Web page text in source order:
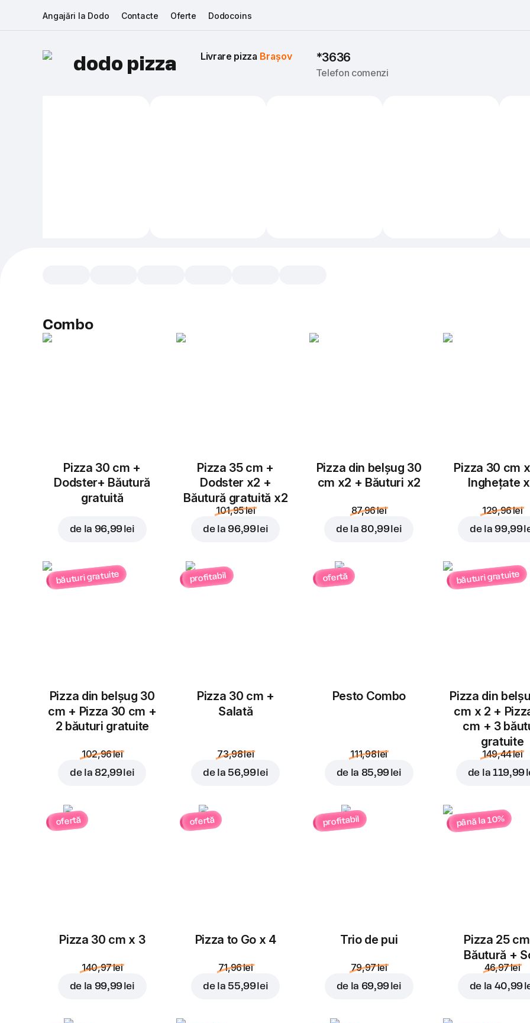
Angajări la Dodo Contacte Oferte Dodocoins
dodo pizza Livrare pizza Brașov *3636
Telefon comenzi
Combo
Pizza 30 cm +
Dodster+ Băutură
gratuită
de la 96,99 lei
Pizza 35 cm +
Dodster x2 +
Băutură gratuită x2
101,95 lei
de la 96,99 lei
Pizza din belșug 30
cm x2 + Băuturi x2
87,96 lei
de la 80,99 lei
Pizza 30 cm
Inghețate
129,96 lei
de la 99,99
băuturi gratuite
Pizza din belșug 30
cm + Pizza 30 cm +
2 băuturi gratuite
102,96 lei
de la 82,99 lei
profitabil
Pizza 30 cm +
Salată
73,98 lei
de la 56,99 lei
ofertă
Pesto Combo
111,98 lei
de la 85,99 lei
băuturi gratuite
Pizza din
cm x 2 +
cm + 3
gratuite
149,44 lei
de la 119,99
ofertă
Pizza 30 cm x 3
140,97 lei
de la 99,99 lei
ofertă
Pizza to Go x 4
71,96 lei
de la 55,99 lei
profitabil
Trio de pui
79,97 lei
de la 69,99 lei
până la 10%
Pizza 25
Băutură +
46,97 lei
de la 40,99